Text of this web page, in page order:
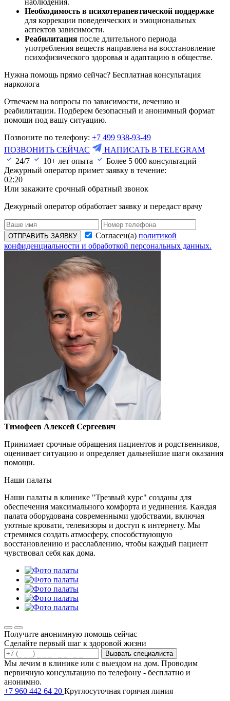
наблюдения.
Необходимость в психотерапевтической поддержке
для коррекции поведенческих и эмоциональных
аспектов зависимости.
Реабилитация после длительного периода
употребления веществ направлена на восстановление
психофизического здоровья и адаптацию в обществе.
Нужна помощь прямо сейчас? Бесплатная консультация
нарколога
Отвечаем на вопросы по зависимости, лечению и
реабилитации. Подберем безопасный и анонимный формат
помощи под вашу ситуацию.
Позвоните по телефону: +7 499 938-93-49
ПОЗВОНИТЬ СЕЙЧАС
НАПИСАТЬ В TELEGRAM
24/7
10+ лет опыта Более 5 000 консультаций
Дежурный оператор примет заявку в течение:
02:20
Или закажите срочный обратный звонок
Дежурный оператор обработает заявку и передаст врачу
ОТПРАВИТЬ ЗАЯВКУ Согласен(а) политикой
конфиденциальности и обработкой персональных данных.
Тимофеев Алексей Сергеевич
Принимает срочные обращения пациентов и родственников,
оценивает ситуацию и определяет дальнейшие шаги оказания
помощи.
Наши палаты
Наши палаты в клинике "Трезвый курс" созданы для
обеспечения максимального комфорта и уединения. Каждая
палата оборудована современными удобствами, включая
уютные кровати, телевизоры и доступ к интернету. Мы
стремимся создать атмосферу, способствующую
восстановлению и расслаблению, чтобы каждый пациент
чувствовал себя как дома.
Получите анонимную помощь сейчас
Сделайте первый шаг к здоровой жизни
Вызвать специалиста
Мы лечим в клинике или с выездом на дом. Проводим
первичную консультацию по телефону - бесплатно и
анонимно.
+7 960 442 64 20 Круглосуточная горячая линия